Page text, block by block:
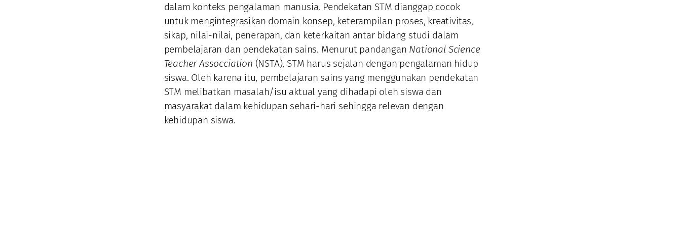
dalam konteks pengalaman manusia. Pendekatan STM dianggap cocok
untuk mengintegrasikan domain konsep, keterampilan proses, kreativitas,
sikap, nilai-nilai, penerapan, dan keterkaitan antar bidang studi dalam
pembelajaran dan pendekatan sains. Menurut pandangan National Science
Teacher Assocciation (NSTA), STM harus sejalan dengan pengalaman hidup
siswa. Oleh karena itu, pembelajaran sains yang menggunakan pendekatan
STM melibatkan masalah/isu aktual yang dihadapi oleh siswa dan
masyarakat dalam kehidupan sehari-hari sehingga relevan dengan
kehidupan siswa.